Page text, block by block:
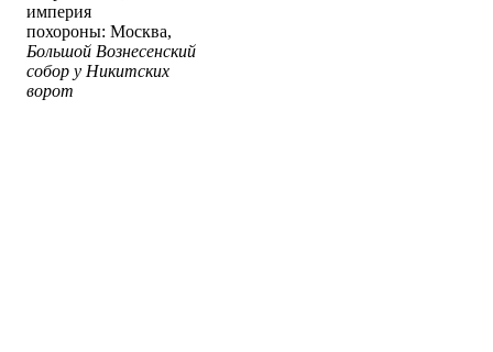
империя
похороны: Москва,
Большой Вознесенский
собор у Никитских
ворот